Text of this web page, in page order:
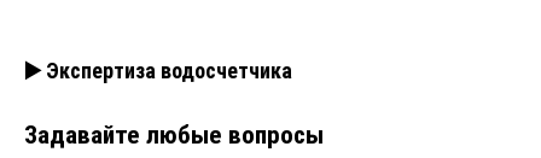
▶️ Экспертиза водосчетчика
Задавайте любые вопросы